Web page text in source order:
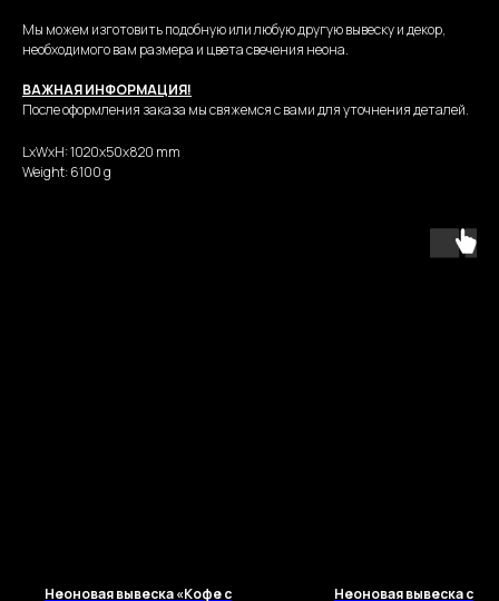
Мы можем изготовить подобную или любую другую вывеску и декор,
необходимого вам размера и цвета свечения неона.
ВАЖНАЯ ИНФОРМАЦИЯ!
После оформления заказа мы свяжемся с вами для уточнения деталей.
LxWxH: 1020x50x820 mm
Weight: 6100 g
Неоновая вывеска «Кофе с Неоновая вывеска с